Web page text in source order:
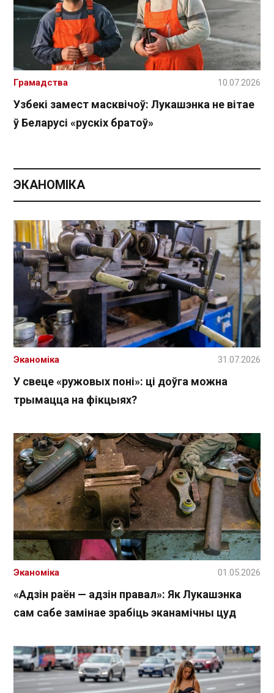
Узбекі замест масквічоў: Лукашэнка не вітае
ў Беларусі «рускіх братоў»
Грамадства 10.07.2026
ЭКАНОМІКА
У свеце «ружовых поні»: ці доўга можна
трымацца на фікцыях?
Эканоміка 31.07.2026
«Адзін раён — адзін правал»: Як Лукашэнка
сам сабе замінае зрабіць эканамічны цуд
Эканоміка 01.05.2026